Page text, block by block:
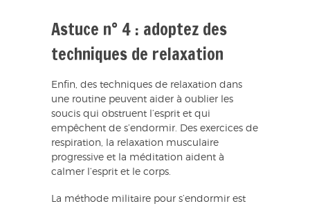
Astuce n° 4 : adoptez des
techniques de relaxation
Enfin, des techniques de relaxation dans
une routine peuvent aider à oublier les
soucis qui obstruent l’esprit et qui
empêchent de s’endormir. Des exercices de
respiration, la relaxation musculaire
progressive et la méditation aident à
calmer l’esprit et le corps.
La méthode militaire pour s’endormir est